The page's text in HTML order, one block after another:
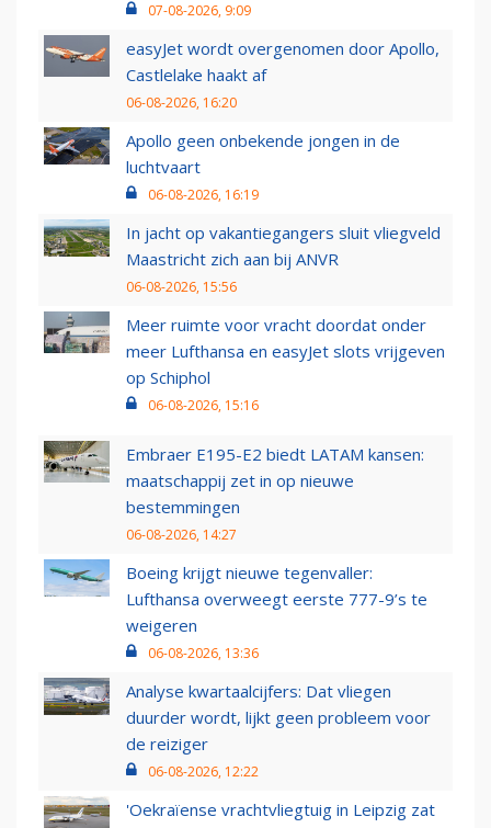
07-08-2026, 9:09
easyJet wordt overgenomen door Apollo,
Castlelake haakt af
06-08-2026, 16:20
Apollo geen onbekende jongen in de
luchtvaart
06-08-2026, 16:19
In jacht op vakantiegangers sluit vliegveld
Maastricht zich aan bij ANVR
06-08-2026, 15:56
Meer ruimte voor vracht doordat onder
meer Lufthansa en easyJet slots vrijgeven
op Schiphol
06-08-2026, 15:16
Embraer E195-E2 biedt LATAM kansen:
maatschappij zet in op nieuwe
bestemmingen
06-08-2026, 14:27
Boeing krijgt nieuwe tegenvaller:
Lufthansa overweegt eerste 777-9’s te
weigeren
06-08-2026, 13:36
Analyse kwartaalcijfers: Dat vliegen
duurder wordt, lijkt geen probleem voor
de reiziger
06-08-2026, 12:22
'Oekraïense vrachtvliegtuig in Leipzig zat